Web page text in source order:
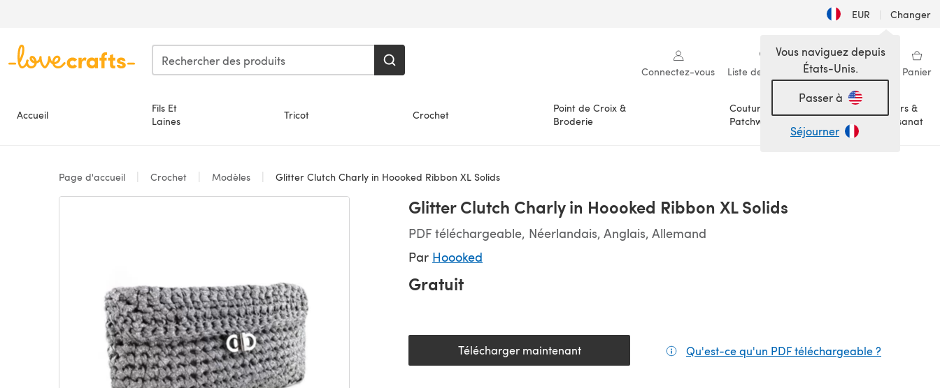
EUR | Changer
Connectez-vous Liste de souhaits Ma bibliothèque Panier
Accueil
Fils Et
Laines
Tricot Crochet
Point de Croix &
Broderie
Couture &
Patchwork
Loisirs &
Artisanat
Vous naviguez depuis
États-Unis.
Passer à
Séjourner
Page d'accueil Crochet Modèles Glitter Clutch Charly in Hoooked Ribbon XL Solids
Glitter Clutch Charly in Hoooked Ribbon XL Solids
PDF téléchargeable, Néerlandais, Anglais, Allemand
Par Hoooked
Gratuit
Télécharger maintenant(s'ouvre dans un nouvel onglet) Qu'est-ce qu'un PDF téléchargeable ?